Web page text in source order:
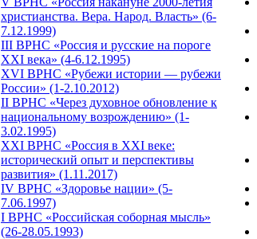
христианства. Вера. Народ. Власть» (6-
7.12.1999)
III ВРНС «Россия и русские на пороге
XXI века» (4-6.12.1995)
XVI ВРНС «Рубежи истории — рубежи
России» (1-2.10.2012)
II ВРНС «Через духовное обновление к
национальному возрождению» (1-
3.02.1995)
XХI ВРНС «Россия в XXI веке:
исторический опыт и перспективы
развития» (1.11.2017)
IV ВРНС «Здоровье нации» (5-
7.06.1997)
I ВРНС «Российская соборная мысль»
(26-28.05.1993)